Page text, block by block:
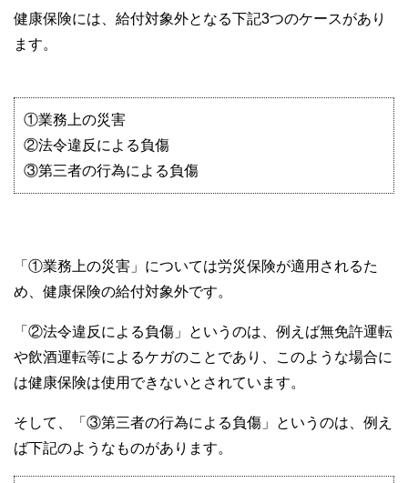
健康保険には、給付対象外となる下記3つのケースがあり
ます。
①業務上の災害
②法令違反による負傷
③第三者の行為による負傷
「①業務上の災害」については労災保険が適用されるた
め、健康保険の給付対象外です。
「②法令違反による負傷」というのは、例えば無免許運転
や飲酒運転等によるケガのことであり、このような場合に
は健康保険は使用できないとされています。
そして、「③第三者の行為による負傷」というのは、例え
ば下記のようなものがあります。